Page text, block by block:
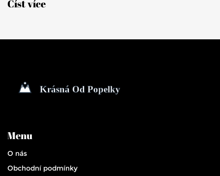
Číst více
Menu
O nás
Obchodní podmínky